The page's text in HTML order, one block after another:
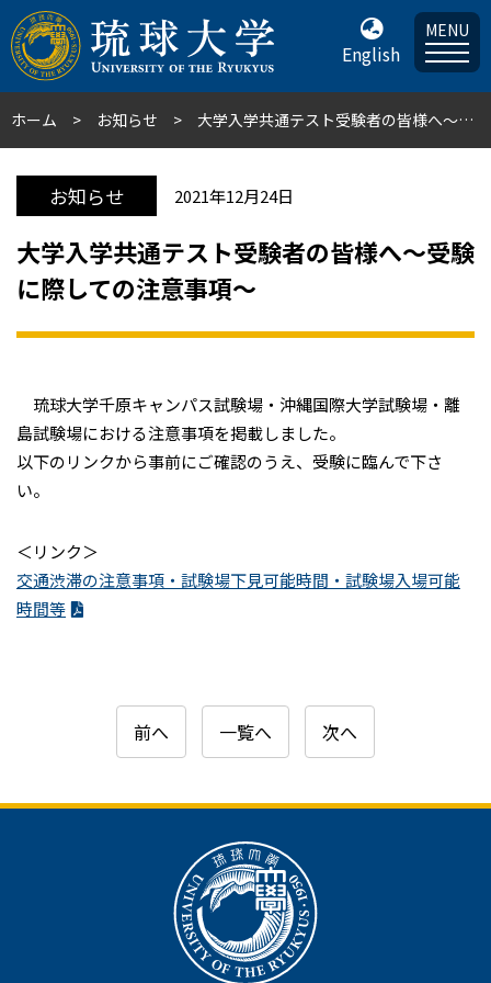
English
MENU
ホーム お知らせ 大学入学共通テスト受験者の皆様へ～受験に際しての注意事項～
お知らせ 2021年12月24日
大学入学共通テスト受験者の皆様へ～受験
に際しての注意事項～
琉球大学千原キャンパス試験場・沖縄国際大学試験場・離
島試験場における注意事項を掲載しました。
以下のリンクから事前にご確認のうえ、受験に臨んで下さ
い。
＜リンク＞
交通渋滞の注意事項・試験場下見可能時間・試験場入場可能
時間等
前へ 一覧へ 次へ